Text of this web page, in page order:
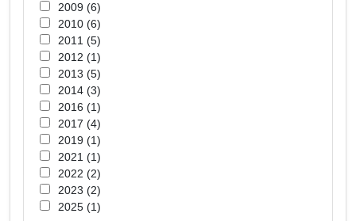
2009 (6)
2010 (6)
2011 (5)
2012 (1)
2013 (5)
2014 (3)
2016 (1)
2017 (4)
2019 (1)
2021 (1)
2022 (2)
2023 (2)
2025 (1)